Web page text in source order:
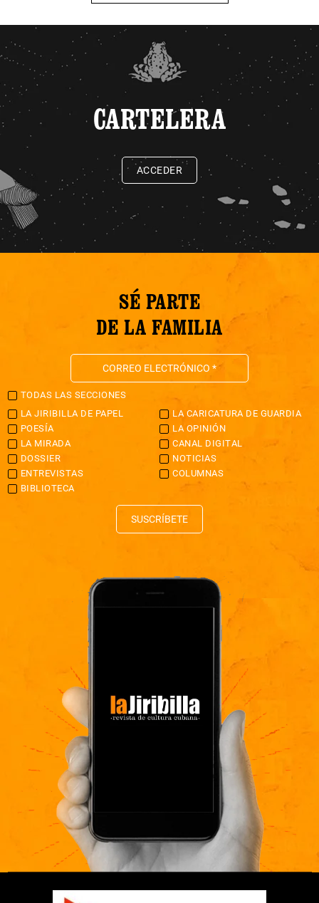
CARTELERA
ACCEDER
SÉ PARTE
DE LA FAMILIA
TODAS LAS SECCIONES
LA JIRIBILLA DE PAPEL
LA CARICATURA DE GUARDIA
POESÍA
LA OPINIÓN
LA MIRADA
CANAL DIGITAL
DOSSIER
NOTICIAS
ENTREVISTAS
COLUMNAS
BIBLIOTECA
SUSCRÍBETE